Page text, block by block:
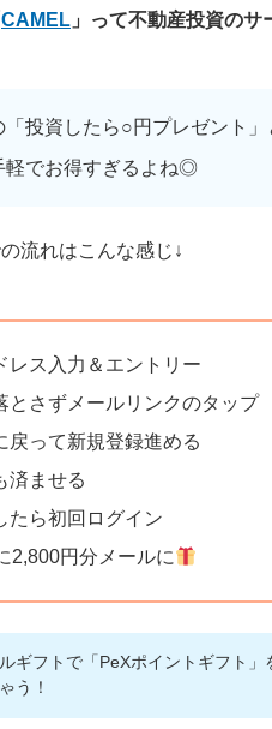
CAMEL 」って不動産投資の
投資したら○円プレゼント
軽でお得すぎるよね◎
流れはこんな感じ↓
レス入力＆エントリー
とさずメールリンクのタップ
戻って新規登録進める
済ませる
たら初回ログイン
2,800円分メールに
ギフトで「PeXポイントギフト
う！